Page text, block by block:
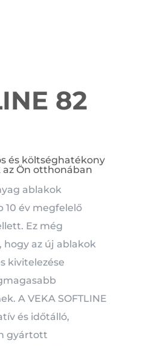
82
és költséghatékony
Ön otthonában
ablakok
év megfelelő
Ez még
hogy az új ablakok
kivitelezése
A VEKA SOFTLINE
és időtálló,
gyártott